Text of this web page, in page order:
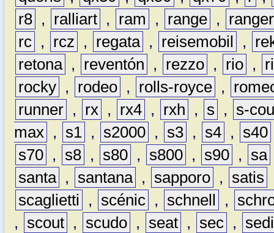
r8 , ralliart , ram , range ,
ranger
rc , rcz , regata , reisemobil ,
retona , reventón , rezzo , rio ,
rocky , rodeo , rolls-royce ,
runner , rx , rx4 , rxh , s ,
s-
max , s1 , s2000 , s3 , s4 , s40
s70 , s8 , s80 , s800 , s90 , sa
santa , santana , sapporo , satis
scaglietti
, scénic , schnell ,
,
scout , scudo , seat , sec ,